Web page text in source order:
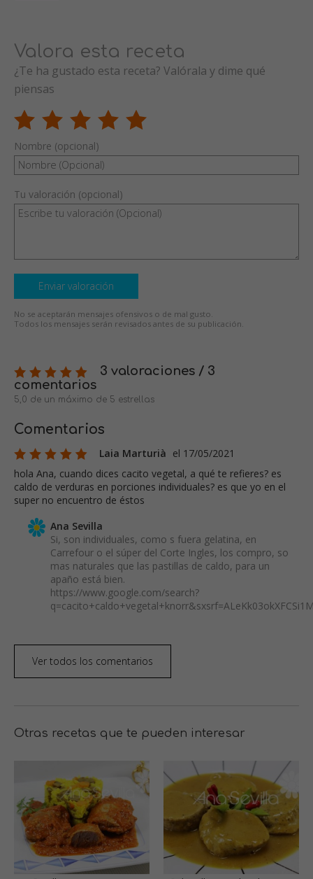
Valora esta receta
¿Te ha gustado esta receta? Valórala y dime qué
piensas
Nombre (opcional)
Tu valoración (opcional)
Enviar valoración
No se aceptarán mensajes ofensivos o de mal gusto.
Todos los mensajes serán revisados antes de su publicación.
3 valoraciones / 3
comentarios
5,0 de un máximo de 5 estrellas
Comentarios
Laia Marturià el 17/05/2021
hola Ana, cuando dices cacito vegetal, a qué te refieres? es
caldo de verduras en porciones individuales? es que yo en el
super no encuentro de éstos
Ana Sevilla
Si, son individuales, como s fuera gelatina, en
Carrefour o el súper del Corte Ingles, los compro, so
mas naturales que las pastillas de caldo, para un
apaño está bien.
https://www.google.com/search?
Ver todos los comentarios
Otras recetas que te pueden interesar